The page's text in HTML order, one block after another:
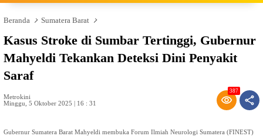
Beranda Sumatera Barat
Kasus Stroke di Sumbar Tertinggi, Gubernur
Mahyeldi Tekankan Deteksi Dini Penyakit
Saraf
Metrokini
Minggu, 5 Oktober 2025 | 16 : 31
387
Gubernur Sumatera Barat Mahyeldi membuka Forum Ilmiah Neurologi Sumatera (FINEST)